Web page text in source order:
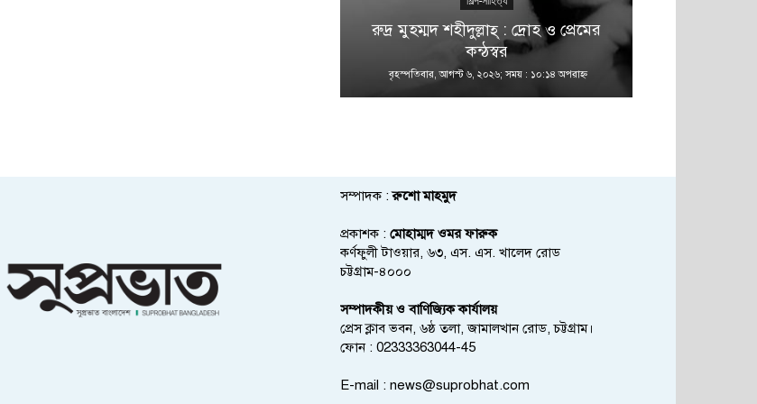
রুদ্র মুহম্মদ শহীদুল্লাহ্ : দ্রোহ ও প্রেমের
কন্ঠস্বর
বৃহস্পতিবার, আগস্ট ৬, ২০২৬; সময় : ১০:১৪ অপরাহ্ণ
সম্পাদক :রুশো মাহমুদ
প্রকাশক : মোহাম্মদ ওমর ফারুক
কর্ণফুলী টাওয়ার, ৬৩, এস. এস. খালেদ রোড
চট্টগ্রাম-৪০০০
সম্পাদকীয় ও বাণিজ্যিক কার্যালয়
প্রেস ক্লাব ভবন, ৬ষ্ঠ তলা, জামালখান রোড, চট্টগ্রাম।
ফোন : 02333363044-45
E-mail : news@suprobhat.com